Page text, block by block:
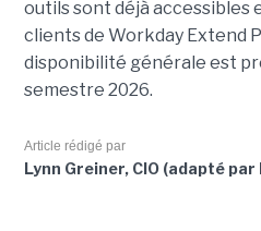
outils sont déjà accessibles
clients de Workday Extend
disponibilité générale est
semestre 2026.
Article rédigé par
Lynn Greiner, CIO (adapté